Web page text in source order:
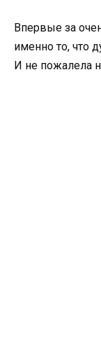
Впервые за
именно то, что
И не пожалела